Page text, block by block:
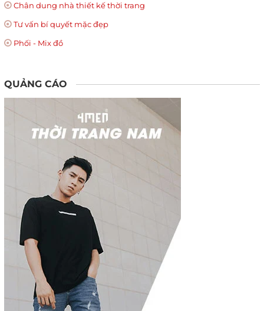
Chân dung nhà thiết kế thời trang
Tư vấn bí quyết mặc đẹp
Phối - Mix đồ
QUẢNG CÁO